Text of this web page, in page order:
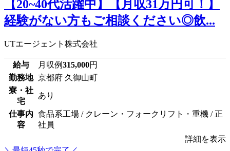
【20~40代活躍中】【月収31万円可！】
経験がない方もご相談ください◎飲...
UTエージェント株式会社
給与 月収例315,000円
勤務地 京都府 久御山町
寮・社
宅
あり
仕事内
容
食品系工場 / クレーン・フォークリフト・重機 / 正
社員
詳細を表示